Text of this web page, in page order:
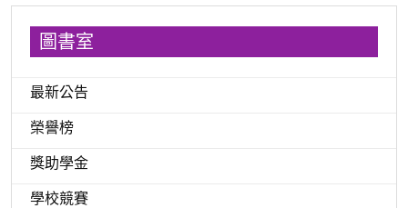
圖書室
最新公告
榮譽榜
獎助學金
學校競賽